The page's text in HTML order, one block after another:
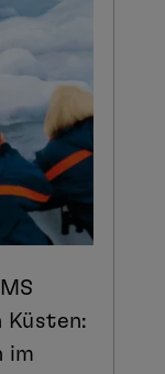
Küsten:
im